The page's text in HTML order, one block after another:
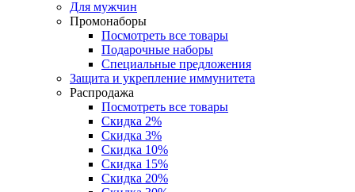
Для мужчин
Промонаборы
Посмотреть все товары
Подарочные наборы
Специальные предложения
Защита и укрепление иммунитета
Распродажа
Посмотреть все товары
Скидка 2%
Скидка 3%
Скидка 10%
Скидка 15%
Скидка 20%